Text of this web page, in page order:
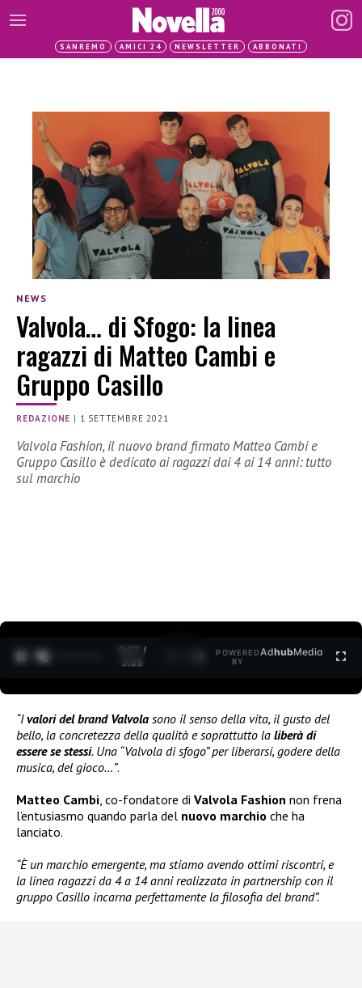
SANREMO AMICI 24 NEWSLETTER ABBONATI
NEWS
Valvola… di Sfogo: la linea
ragazzi di Matteo Cambi e
Gruppo Casillo
REDAZIONE | 1 SETTEMBRE 2021
Valvola Fashion, il nuovo brand firmato Matteo Cambi e
Gruppo Casillo è dedicato ai ragazzi dai 4 ai 14 anni: tutto
sul marchio
0:28 /
3:35
POWERED
BY
AdhubMedia
“Ivalori del brand Valvola sono il senso della vita, il gusto del
bello, la concretezza della qualità e soprattutto la liberà di
essere se stessi. Una “Valvola di sfogo” per liberarsi, godere della
musica, del gioco…”.
Matteo Cambi , co-fondatore di Valvola Fashion non frena
l’entusiasmo quando parla del nuovo marchio che ha
lanciato.
“È un marchio emergente, ma stiamo avendo ottimi riscontri, e
la linea ragazzi da 4 a 14 anni realizzata in partnership con il
gruppo Casillo incarna perfettamente la filosofia del brand”.